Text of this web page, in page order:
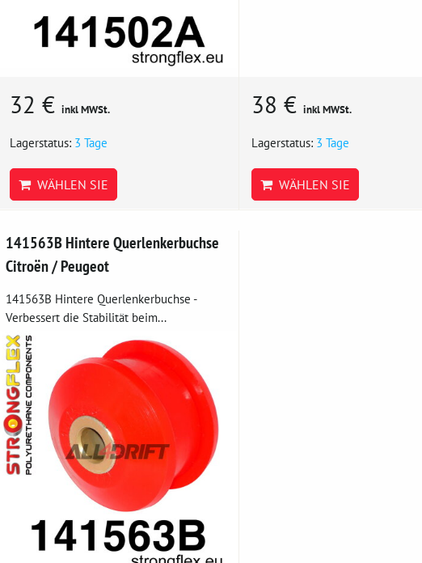
32 € inkl MWSt.
Lagerstatus: 3 Tage
WÄHLEN SIE
38 € inkl MWSt.
Lagerstatus: 3 Tage
WÄHLEN SIE
141563B Hintere Querlenkerbuchse
Citroën / Peugeot
141563B Hintere Querlenkerbuchse -
Verbessert die Stabilität beim...